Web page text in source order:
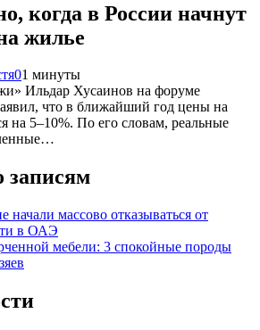
когда в России начнут
жилье
01 минуты
Ильдар Хусаинов на форуме
что в ближайший год цены на
на 5–10%. По его словам, реальные
записям
начали массово отказываться от
в ОАЭ
мебели: 3 спокойные породы